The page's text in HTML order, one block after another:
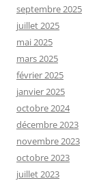
septembre 2025
juillet 2025
mai 2025
mars 2025
février 2025
janvier 2025
octobre 2024
décembre 2023
novembre 2023
octobre 2023
juillet 2023